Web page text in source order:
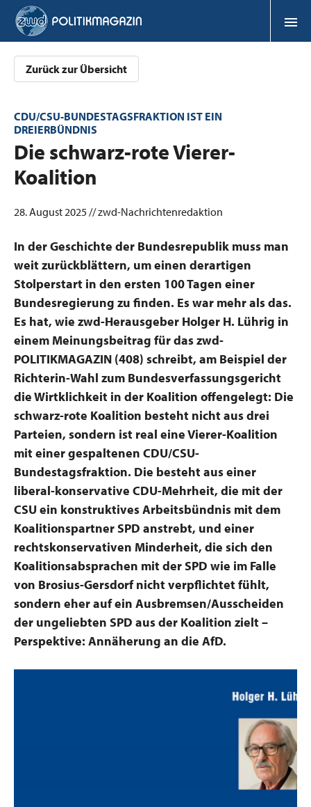
Zurück zur Übersicht
CDU/CSU-BUNDESTAGSFRAKTION IST EIN
DREIERBÜNDNIS
:Die schwarz-rote Vierer-
Koalition
28. August 2025 // zwd-Nachrichtenredaktion
In der Geschichte der Bundesrepublik muss man
weit zurückblättern, um einen derartigen
Stolperstart in den ersten 100 Tagen einer
Bundesregierung zu finden. Es war mehr als das.
Es hat, wie zwd-Herausgeber Holger H. Lührig in
einem Meinungsbeitrag für das zwd-
POLITIKMAGAZIN (408) schreibt, am Beispiel der
Richterin-Wahl zum Bundesverfassungsgericht
die Wirtklichkeit in der Koalition offengelegt: Die
schwarz-rote Koalition besteht nicht aus drei
Parteien, sondern ist real eine Vierer-Koalition
mit einer gespaltenen CDU/CSU-
Bundestagsfraktion. Die besteht aus einer
liberal-konservative CDU-Mehrheit, die mit der
CSU ein konstruktives Arbeitsbündnis mit dem
Koalitionspartner SPD anstrebt, und einer
rechtskonservativen Minderheit, die sich den
Koalitionsabsprachen mit der SPD wie im Falle
von Brosius-Gersdorf nicht verpflichtet fühlt,
sondern eher auf ein Ausbremsen/Ausscheiden
der ungeliebten SPD aus der Koalition zielt –
Perspektive: Annäherung an die AfD.